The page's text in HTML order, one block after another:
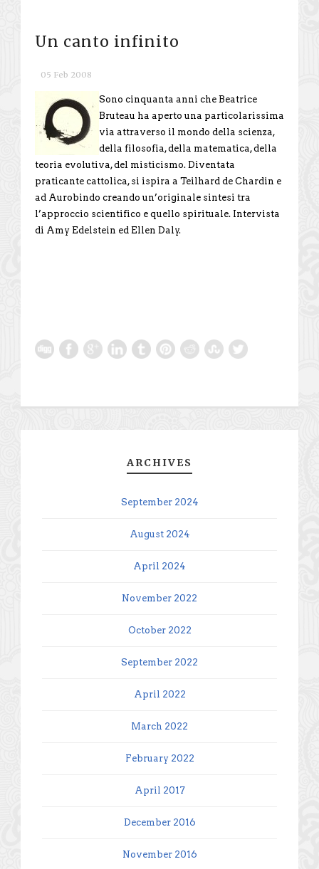
Un canto infinito
05 Feb 2008
Sono cinquanta anni che Beatrice
Bruteau ha aperto una particolarissima
via attraverso il mondo della scienza,
della filosofia, della matematica, della
teoria evolutiva, del misticismo. Diventata
praticante cattolica, si ispira a Teilhard de Chardin e
ad Aurobindo creando un’originale sintesi tra
l’approccio scientifico e quello spirituale. Intervista
di Amy Edelstein ed Ellen Daly.
ARCHIVES
September 2024
August 2024
April 2024
November 2022
October 2022
September 2022
April 2022
March 2022
February 2022
April 2017
December 2016
November 2016